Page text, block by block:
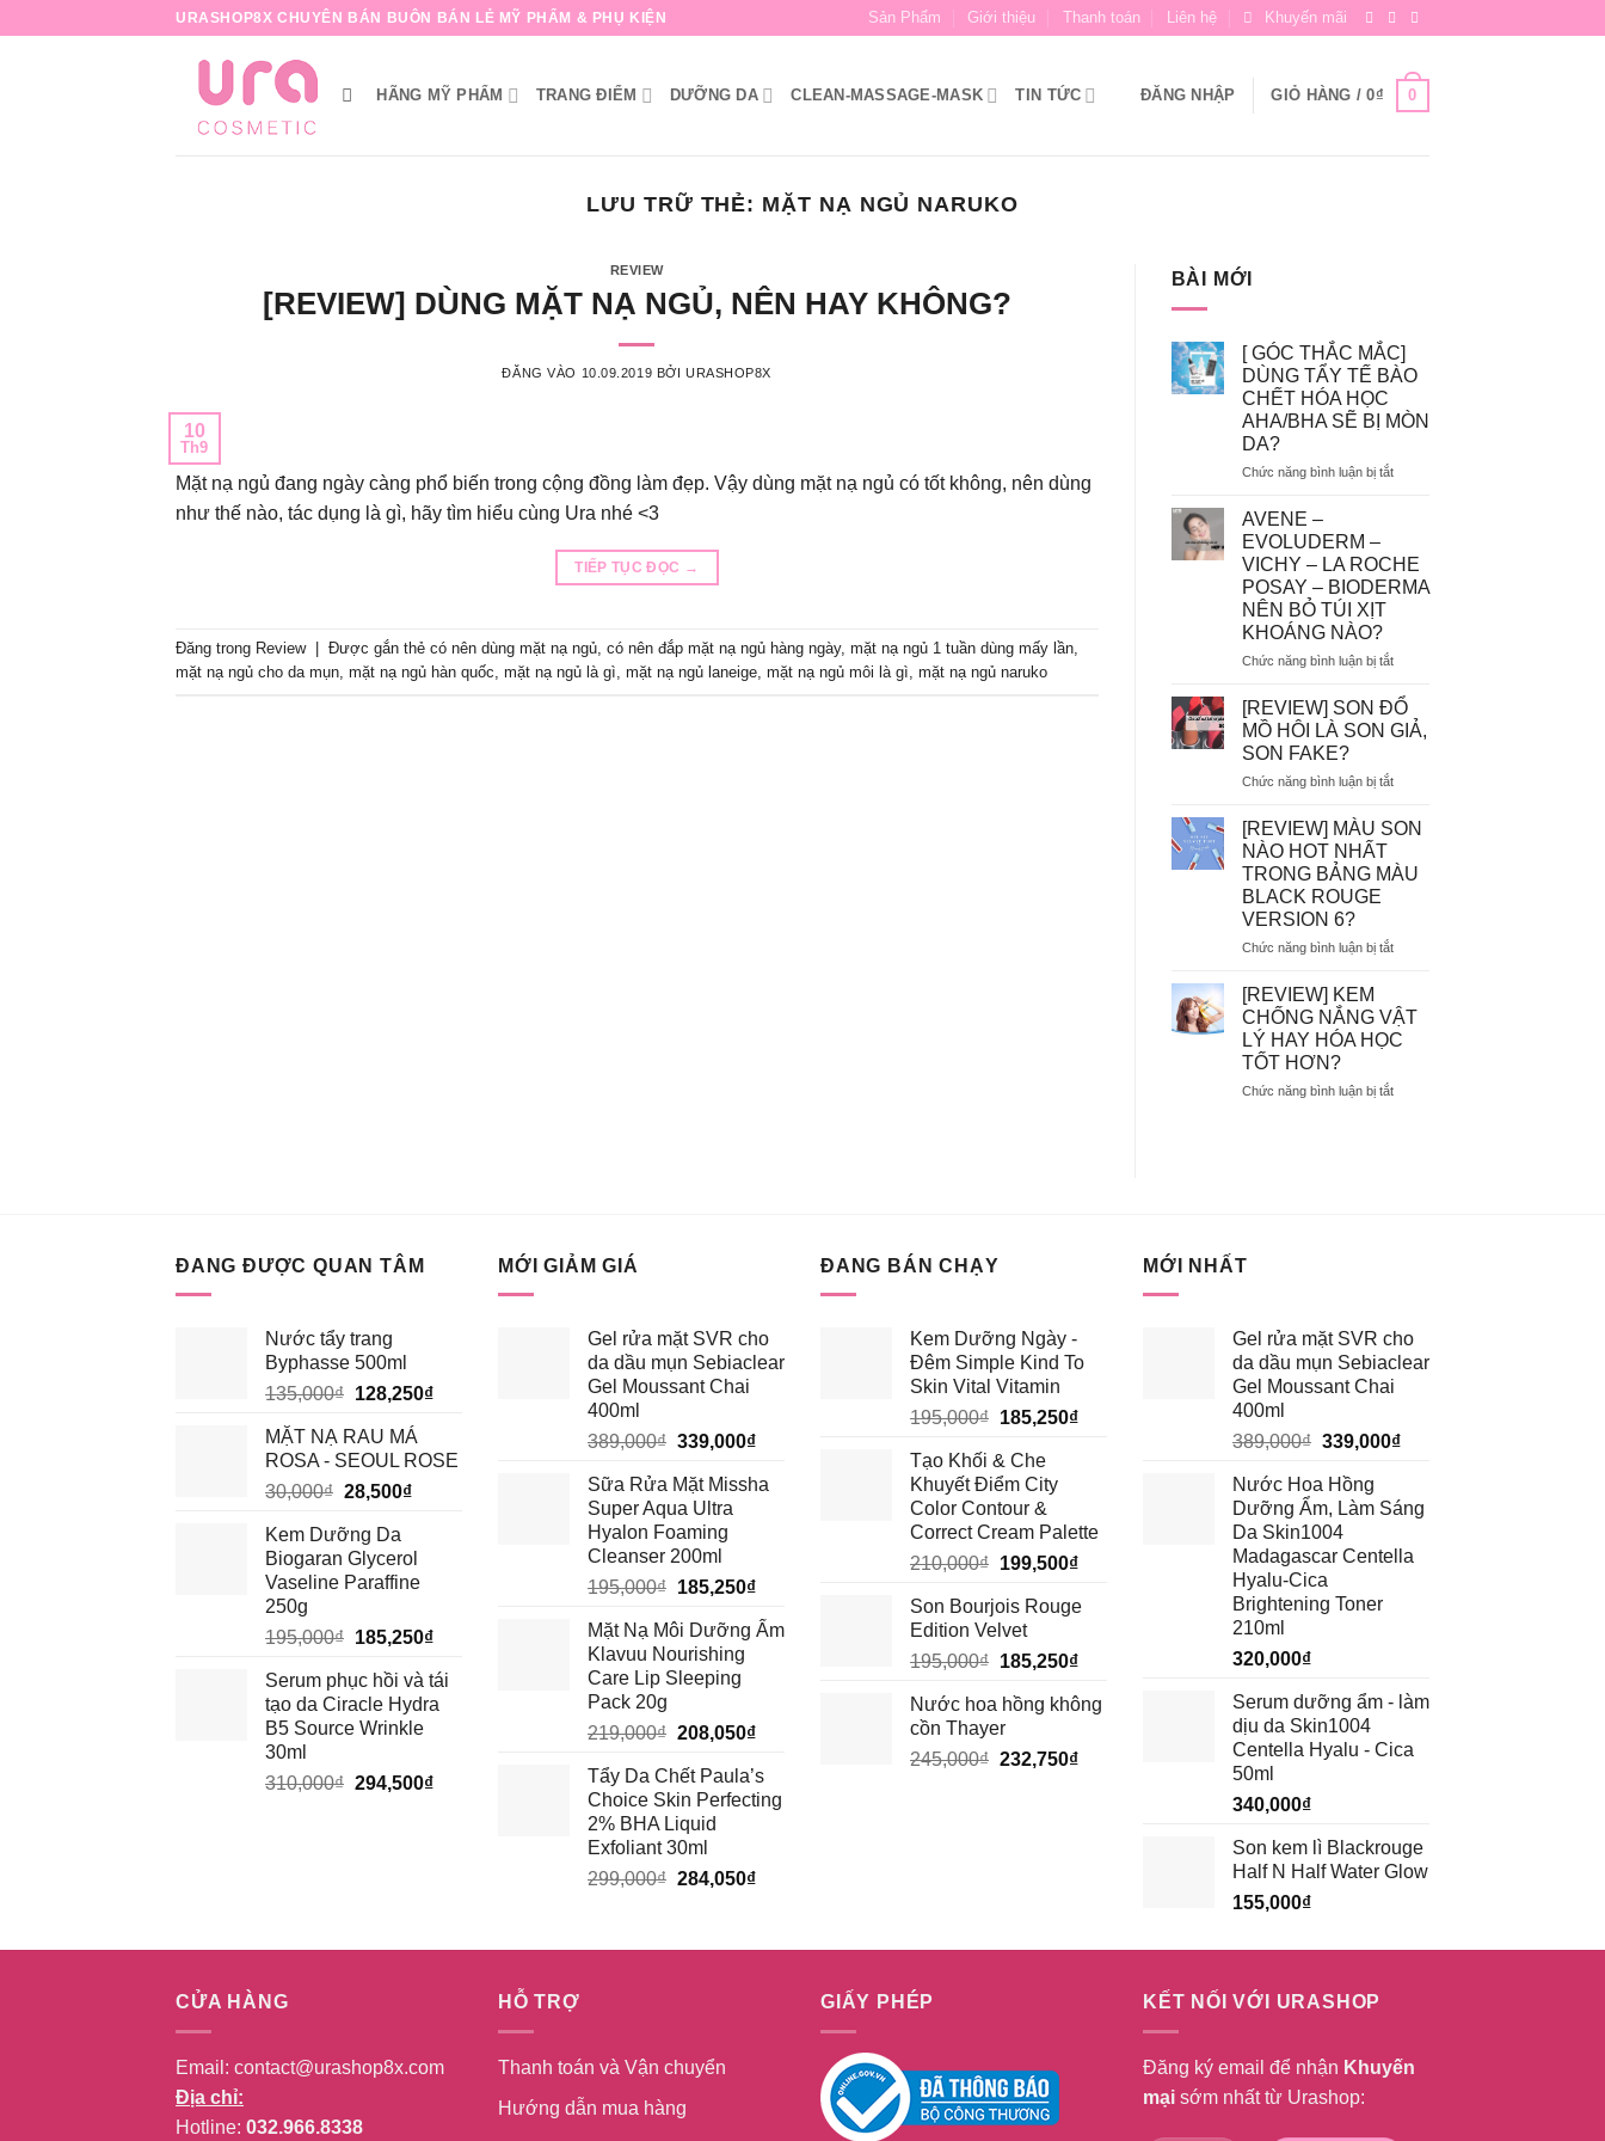
URASHOP8X CHUYÊN BÁN BUÔN BÁN LẺ MỸ PHẨM & PHỤ KIỆN Sản Phẩm Giới thiệu Thanh toán Liên hệ Khuyến mãi
HÃNG MỸ PHẨM TRANG ĐIỂM DƯỠNG DA CLEAN-MASSAGE-MASK TIN TỨC ĐĂNG NHẬP GIỎ HÀNG /0₫ 0
LƯU TRỮ THẺ: MẶT NẠ NGỦ NARUKO
REVIEW
[REVIEW] DÙNG MẶT NẠ NGỦ, NÊN HAY KHÔNG?
ĐĂNG VÀO 10.09.2019 BỞI URASHOP8X
10
Th9
Mặt nạ ngủ đang ngày càng phổ biến trong cộng đồng làm đẹp. Vậy dùng mặt nạ ngủ có tốt không, nên dùng
như thế nào, tác dụng là gì, hãy tìm hiểu cùng Ura nhé <3
TIẾP TỤC ĐỌC →
Đăng trong Review Được gắn thẻ có nên dùng mặt nạ ngủ, có nên đắp mặt nạ ngủ hàng ngày, mặt nạ ngủ 1 tuần dùng mấy lần,
mặt nạ ngủ cho da mụn, mặt nạ ngủ hàn quốc, mặt nạ ngủ là gì, mặt nạ ngủ laneige, mặt nạ ngủ môi là gì, mặt nạ ngủ naruko
BÀI MỚI
[ GÓC THẮC MẮC]
DÙNG TẨY TẾ BÀO
CHẾT HÓA HỌC
AHA/BHA SẼ BỊ MÒN
DA?
Chức năng bình luận bị tắtở
DÙNG
TẨY
HỌC
AHA/BHA
SẼ
MÒN
AVENE –
EVOLUDERM –
VICHY – LA ROCHE
POSAY – BIODERMA
NÊN BỎ TÚI XỊT
KHOÁNG NÀO?
Chức năng bình luận bị tắtở
–
EVOLUDERM
–
–
ROCHE
–
BIODERMA
TÚI
NÀO?
[REVIEW] SON ĐỔ
MỒ HÔI LÀ SON GIẢ,
SON FAKE?
Chức năng bình luận bị tắtở
SON
MỒ
HÔI
GIẢ,
[REVIEW] MÀU SON
NÀO HOT NHẤT
TRONG BẢNG MÀU
BLACK ROUGE
VERSION 6?
Chức năng bình luận bị tắtở
SON
NÀO
HOT
TRONG
[REVIEW] KEM
CHỐNG NẮNG VẬT
LÝ HAY HÓA HỌC
TỐT HƠN?
Chức năng bình luận bị tắtở
ĐANG ĐƯỢC QUAN TÂM
Nước tẩy trang
Byphasse 500ml
135,000₫ Giá
là:
135,000₫.
128,250₫Giá
là:
MẶT NẠ RAU MÁ
ROSA - SEOUL ROSE
30,000₫ Giá
là:
30,000₫.
28,500₫Giá
là:
28,500₫.
Kem Dưỡng Da
Biogaran Glycerol
Vaseline Paraffine
250g
195,000₫ Giá
là:
195,000₫.
185,250₫Giá
tại
là:
Serum phục hồi và tái
tạo da Ciracle Hydra
B5 Source Wrinkle
30ml
310,000₫ Giá
294,500₫Giá
MỚI GIẢM GIÁ
Gel rửa mặt SVR cho
da dầu mụn Sebiaclear
Gel Moussant Chai
400ml
389,000₫ Giá
là:
389,000₫.
339,000₫Giá
tại
Sữa Rửa Mặt Missha
Super Aqua Ultra
Hyalon Foaming
Cleanser 200ml
195,000₫ Giá
là:
195,000₫.
185,250₫Giá
tại
Mặt Nạ Môi Dưỡng Ẩm
Klavuu Nourishing
Care Lip Sleeping
Pack 20g
219,000₫ Giá
là:
219,000₫.
208,050₫Giá
tại
là:
Tẩy Da Chết Paula’s
Choice Skin Perfecting
2% BHA Liquid
Exfoliant 30ml
299,000₫ Giá
299,000₫.
284,050₫Giá
là:
ĐANG BÁN CHẠY
Kem Dưỡng Ngày -
Đêm Simple Kind To
Skin Vital Vitamin
195,000₫ Giá
là:
195,000₫.
185,250₫Giá
Tạo Khối & Che
Khuyết Điểm City
Color Contour &
Correct Cream Palette
210,000₫ Giá
là:
210,000₫.
199,500₫Giá
tại
199,500₫.
Son Bourjois Rouge
Edition Velvet
195,000₫ Giá
là:
195,000₫.
185,250₫Giá
tại
185,250₫.
Nước hoa hồng không
cồn Thayer
245,000₫ Giá
232,750₫Giá
MỚI NHẤT
Gel rửa mặt SVR cho
da dầu mụn Sebiaclear
Gel Moussant Chai
400ml
389,000₫ Giá
là:
389,000₫.
339,000₫Giá
là:
Nước Hoa Hồng
Dưỡng Ẩm, Làm Sáng
Da Skin1004
Madagascar Centella
Hyalu-Cica
Brightening Toner
210ml
320,000₫
Serum dưỡng ẩm - làm
dịu da Skin1004
Centella Hyalu - Cica
50ml
340,000₫
Son kem lì Blackrouge
Half N Half Water Glow
155,000₫
CỬA HÀNG
Email: contact@urashop8x.com
Địa chỉ:
Hotline: 032.966.8338
HỖ TRỢ
Thanh toán và Vận chuyển
Hướng dẫn mua hàng
GIẤY PHÉP KẾT NỐI VỚI URASHOP
Đăng ký email để nhận Khuyến
mại sớm nhất từ Urashop: